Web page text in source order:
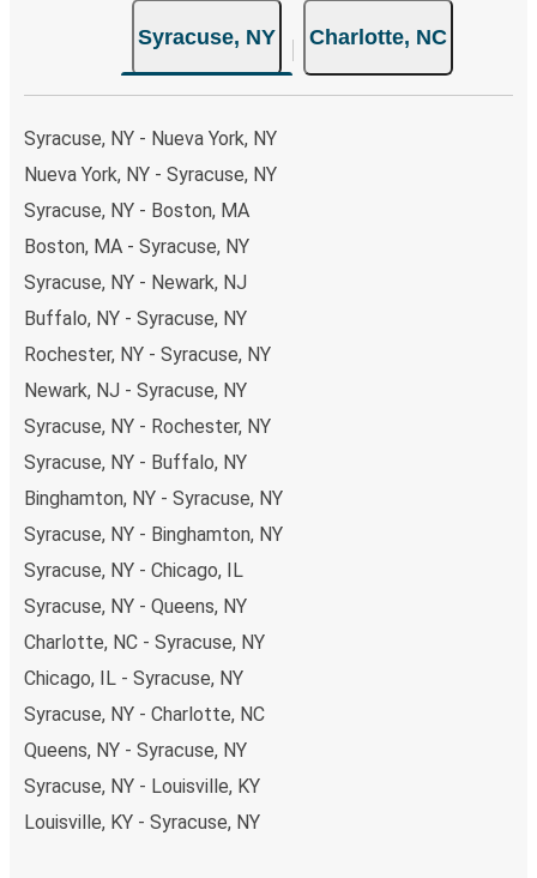
Syracuse, NY Charlotte, NC
Syracuse, NY - Nueva York, NY
Nueva York, NY - Syracuse, NY
Syracuse, NY - Boston, MA
Boston, MA - Syracuse, NY
Syracuse, NY - Newark, NJ
Buffalo, NY - Syracuse, NY
Rochester, NY - Syracuse, NY
Newark, NJ - Syracuse, NY
Syracuse, NY - Rochester, NY
Syracuse, NY - Buffalo, NY
Binghamton, NY - Syracuse, NY
Syracuse, NY - Binghamton, NY
Syracuse, NY - Chicago, IL
Syracuse, NY - Queens, NY
Charlotte, NC - Syracuse, NY
Chicago, IL - Syracuse, NY
Syracuse, NY - Charlotte, NC
Queens, NY - Syracuse, NY
Syracuse, NY - Louisville, KY
Louisville, KY - Syracuse, NY